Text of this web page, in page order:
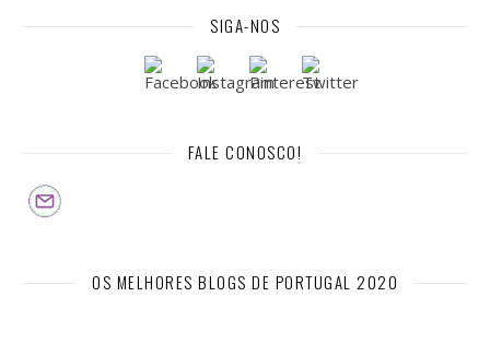
SIGA-NOS
FALE CONOSCO!
OS MELHORES BLOGS DE PORTUGAL 2020